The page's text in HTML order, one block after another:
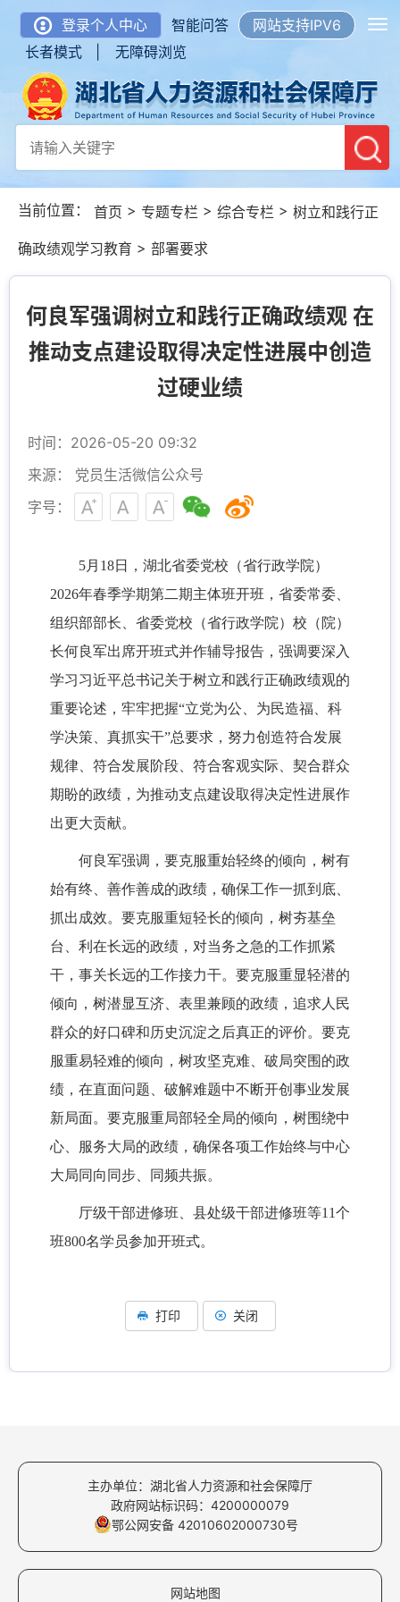
登录个人中心 智能问答
网站支持IPV6
长者模式 |
无障碍浏览
当前位置： 首页 > 专题专栏 > 综合专栏 > 树立和践行正
确政绩观学习教育 > 部署要求
何良军强调树立和践行正确政绩观 在
推动支点建设取得决定性进展中创造
过硬业绩
时间：2026-05-20 09:32
来源： 党员生活微信公众号
字号：
5月18日，湖北省委党校（省行政学院）
2026年春季学期第二期主体班开班，省委常委、
组织部部长、省委党校（省行政学院）校（院）
长何良军出席开班式并作辅导报告，强调要深入
学习习近平总书记关于树立和践行正确政绩观的
重要论述，牢牢把握“立党为公、为民造福、科
学决策、真抓实干”总要求，努力创造符合发展
规律、符合发展阶段、符合客观实际、契合群众
期盼的政绩，为推动支点建设取得决定性进展作
出更大贡献。
何良军强调，要克服重始轻终的倾向，树有
始有终、善作善成的政绩，确保工作一抓到底、
抓出成效。要克服重短轻长的倾向，树夯基垒
台、利在长远的政绩，对当务之急的工作抓紧
干，事关长远的工作接力干。要克服重显轻潜的
倾向，树潜显互济、表里兼顾的政绩，追求人民
群众的好口碑和历史沉淀之后真正的评价。要克
服重易轻难的倾向，树攻坚克难、破局突围的政
绩，在直面问题、破解难题中不断开创事业发展
新局面。要克服重局部轻全局的倾向，树围绕中
心、服务大局的政绩，确保各项工作始终与中心
大局同向同步、同频共振。
厅级干部进修班、县处级干部进修班等11个
班800名学员参加开班式。
打印 关闭
主办单位：湖北省人力资源和社会保障厅
政府网站标识码：4200000079
鄂公网安备 42010602000730号
网站地图